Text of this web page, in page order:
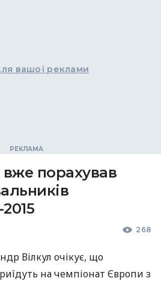
вашої реклами
порахував
268
Вілкул очікує, що
на чемпіонат Європи з